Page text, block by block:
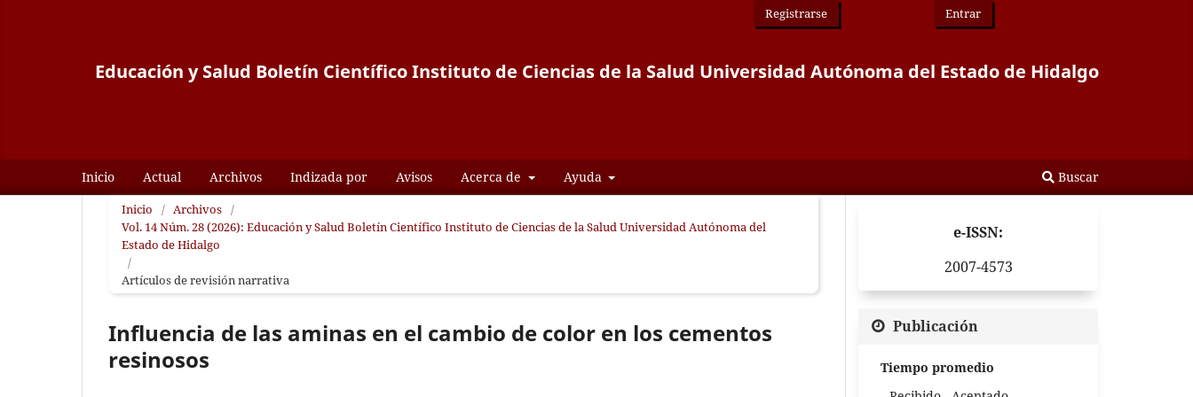
Educación y Salud Boletín Científico Instituto de Ciencias de la Salud Universidad Autónoma del Estado de Hidalgo
Inicio Actual Archivos Indizada por Avisos Acerca de Ayuda Buscar
Registrarse Entrar
Inicio / Archivos /
Vol. 14 Núm. 28 (2026): Educación y Salud Boletín Científico Instituto de Ciencias de la Salud Universidad Autónoma del
Estado de Hidalgo
/
Artículos de revisión narrativa
Influencia de las aminas en el cambio de color en los cementos
resinosos
e-ISSN:
2007-4573
Publicación
Tiempo promedio